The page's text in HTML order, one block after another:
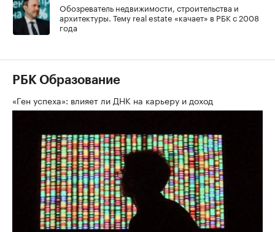
Обозреватель недвижимости, строительства и
архитектуры. Тему real estate «качает» в РБК с 2008
года
РБК Образование
«Ген успеха»: влияет ли ДНК на карьеру и доход